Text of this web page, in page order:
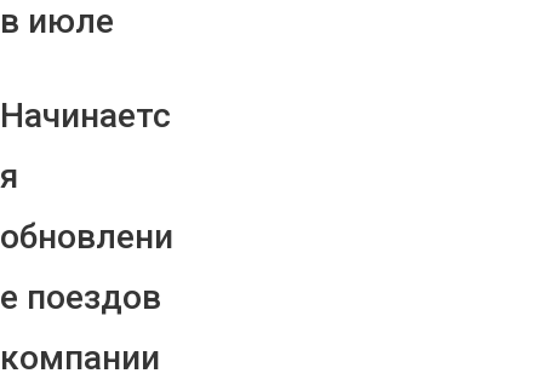
в июле
Начинаетс
я
обновлени
е поездов
компании